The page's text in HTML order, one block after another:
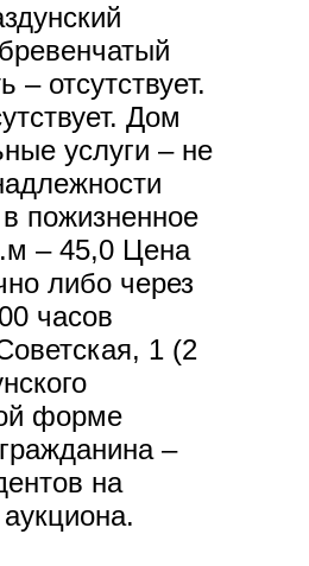
отсутствует.
Дом
услуги – не
пожизненное
– 45,0 Цена
либо через
часов
1 (2
форме
–
на